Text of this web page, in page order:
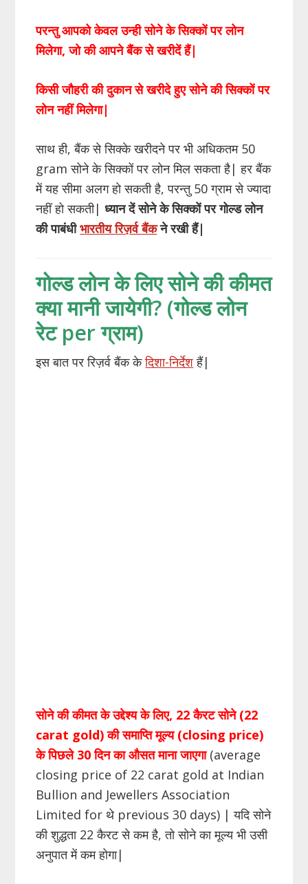
परन्तु आपको केवल उन्ही सोने के सिक्कों पर लोन
मिलेगा, जो की आपने बैंक से खरीदें हैं|
किसी जौहरी की दुकान से खरीदे हुए सोने की सिक्कों पर
लोन नहीं मिलेगा|
साथ ही, बैंक से सिक्के खरीदने पर भी अधिकतम 50
gram सोने के सिक्कों पर लोन मिल सकता है| हर बैंक
में यह सीमा अलग हो सकती है, परन्तु 50 ग्राम से ज्यादा
नहीं हो सकती|ध्यान दें सोने के सिक्कों पर गोल्ड लोन
की पाबंधीभारतीय रिज़र्व बैंकने रखी हैं|
गोल्ड लोन के लिए सोने की कीमत
क्या मानी जायेगी? (गोल्ड लोन
रेट per ग्राम)
इस बात पर रिज़र्व बैंक केदिशा-निर्देशहैं|
सोने की कीमत के उद्देश्य के लिए, 22 कैरट सोने (22
carat gold) की समाप्ति मूल्य (closing price)
के पिछले 30 दिन का औसत माना जाएगा (average
closing price of 22 carat gold at Indian
Bullion and Jewellers Association
Limited for थे previous 30 days) | यदि सोने
की शुद्धता 22 कैरट से कम है, तो सोने का मूल्य भी उसी
अनुपात में कम होगा|